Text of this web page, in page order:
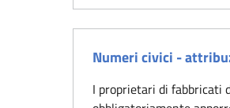
Numeri civici -
I proprietari di fabbricati